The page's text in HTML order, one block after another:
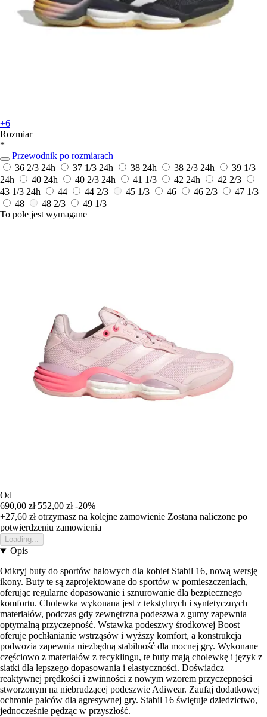
+6
Rozmiar
*
Przewodnik po rozmiarach
36 2/3 24h 37 1/3 24h 38 24h 38 2/3 24h
39 1/3
24h
40 24h 40 2/3 24h 41 1/3 42 24h
42 2/3
43 1/3 24h 44 44 2/3 45 1/3 46 46 2/3
47 1/3
48
48 2/3
49 1/3
To pole jest wymagane
Od
690,00 zł 552,00 zł -20%
+27,60 złotrzymasz na kolejne zamowienie Zostana naliczone po
potwierdzeniu zamowienia
Loading...
Opis
Odkryj buty do sportów halowych dla kobiet Stabil 16, nową wersję
ikony. Buty te są zaprojektowane do sportów w pomieszczeniach,
oferując regularne dopasowanie i sznurowanie dla bezpiecznego
komfortu. Cholewka wykonana jest z tekstylnych i syntetycznych
materiałów, podczas gdy zewnętrzna podeszwa z gumy zapewnia
optymalną przyczepność. Wstawka podeszwy środkowej Boost
oferuje pochłanianie wstrząsów i wyższy komfort, a konstrukcja
podwozia zapewnia niezbędną stabilność dla mocnej gry. Wykonane
częściowo z materiałów z recyklingu, te buty mają cholewkę i język z
siatki dla lepszego dopasowania i elastyczności. Doświadcz
reaktywnej prędkości i zwinności z nowym wzorem przyczepności
stworzonym na niebrudzącej podeszwie Adiwear. Zaufaj dodatkowej
ochronie palców dla agresywnej gry. Stabil 16 świętuje dziedzictwo,
jednocześnie pędząc w przyszłość.